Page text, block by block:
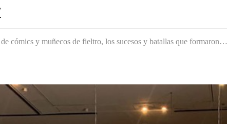
cómics y muñecos de fieltro, los sucesos y batallas que formaron…